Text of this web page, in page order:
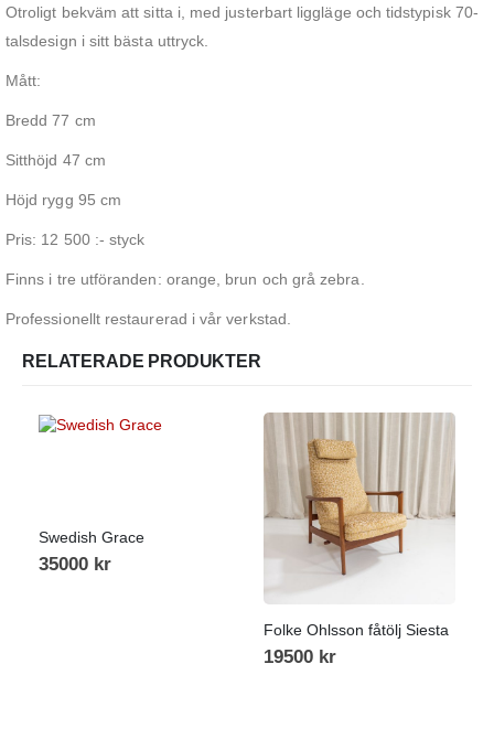
Otroligt bekväm att sitta i, med justerbart liggläge och tidstypisk 70-
talsdesign i sitt bästa uttryck.
Mått:
Bredd 77 cm
Sitthöjd 47 cm
Höjd rygg 95 cm
Pris: 12 500 :- styck
Finns i tre utföranden: orange, brun och grå zebra.
Professionellt restaurerad i vår verkstad.
RELATERADE PRODUKTER
Swedish Grace
35000 kr
Folke Ohlsson fåtölj Siesta
19500 kr